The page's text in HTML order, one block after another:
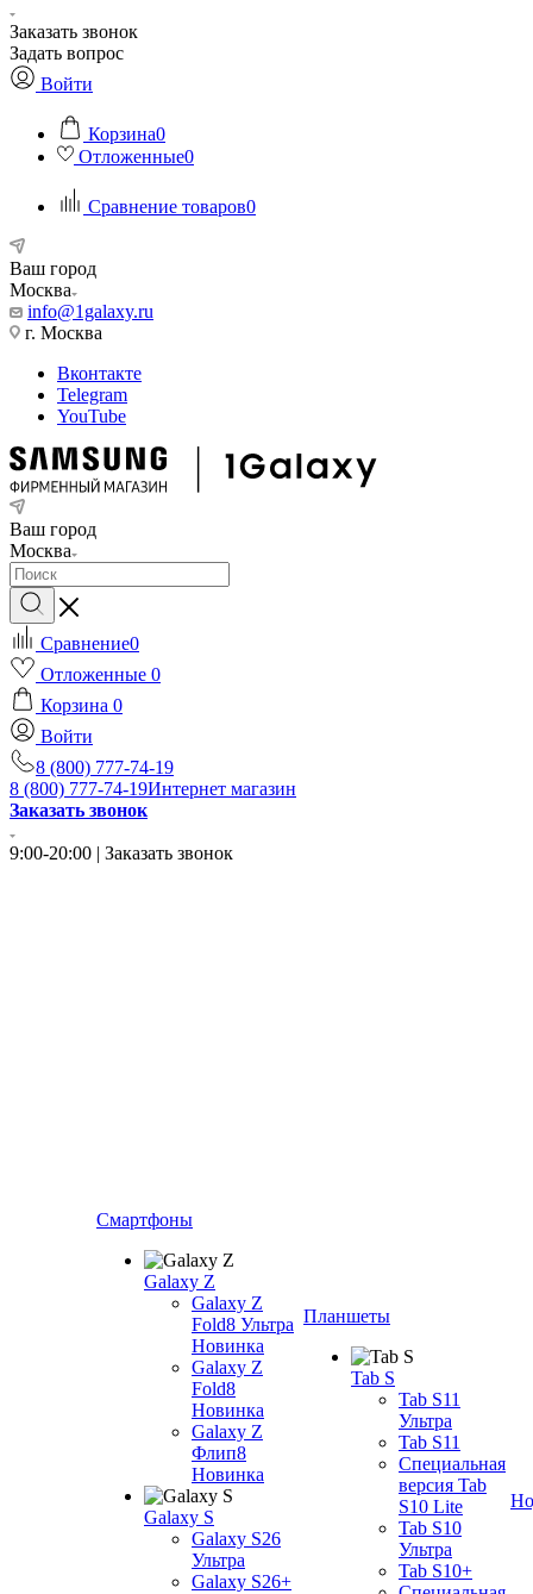
Заказать звонок
Задать вопрос
Войти
Корзина0
Отложенные0
Сравнение товаров0
Ваш город
Москва
info@1galaxy.ru
г. Москва
Вконтакте
Telegram
YouTube
Ваш город
Москва
Сравнение0
Отложенные 0
Корзина 0
Войти
8 (800) 777-74-19
8 (800) 777-74-19Интернет магазин
Заказать звонок
9:00-20:00 | Заказать звонок
Смартфоны
Galaxy Z
Galaxy Z
Fold8 Ультра
Новинка
Galaxy Z
Fold8
Новинка
Galaxy Z
Флип8
Новинка
Galaxy S
Galaxy S26
Ультра
Galaxy S26+
Планшеты
Tab S
Tab S11
Ультра
Tab S11
Специальная
версия Tab
S10 Lite
Tab S10
Ультра
Tab S10+